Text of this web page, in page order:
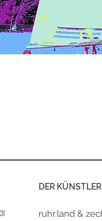
DER KÜNSTLER
ruhr.land &